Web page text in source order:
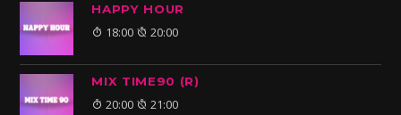
HAPPY HOUR
18:00 20:00
MIX TIME90 (R)
20:00 21:00